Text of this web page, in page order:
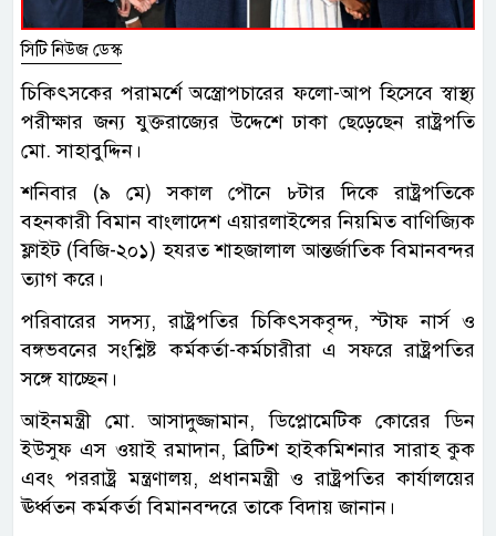
সিটি নিউজ ডেস্ক
চিকিৎসকের পরামর্শে অস্ত্রোপচারের ফলো-আপ হিসেবে স্বাস্থ্য
পরীক্ষার জন্য যুক্তরাজ্যের উদ্দেশে ঢাকা ছেড়েছেন রাষ্ট্রপতি
মো. সাহাবুদ্দিন।
শনিবার (৯ মে) সকাল পৌনে ৮টার দিকে রাষ্ট্রপতিকে
বহনকারী বিমান বাংলাদেশ এয়ারলাইন্সের নিয়মিত বাণিজ্যিক
ফ্লাইট (বিজি-২০১) হযরত শাহজালাল আন্তর্জাতিক বিমানবন্দর
ত্যাগ করে।
পরিবারের সদস্য, রাষ্ট্রপতির চিকিৎসকবৃন্দ, স্টাফ নার্স ও
বঙ্গভবনের সংশ্লিষ্ট কর্মকর্তা-কর্মচারীরা এ সফরে রাষ্ট্রপতির
সঙ্গে যাচ্ছেন।
আইনমন্ত্রী মো. আসাদুজ্জামান, ডিপ্লোমেটিক কোরের ডিন
ইউসুফ এস ওয়াই রমাদান, ব্রিটিশ হাইকমিশনার সারাহ কুক
এবং পররাষ্ট্র মন্ত্রণালয়, প্রধানমন্ত্রী ও রাষ্ট্রপতির কার্যালয়ের
ঊর্ধ্বতন কর্মকর্তা বিমানবন্দরে তাকে বিদায় জানান।